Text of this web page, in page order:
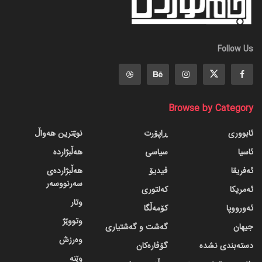
Follow Us
Browse by Category
ئابووری
ئاسیا
ئەفریقا
ئەمریکا
ئەورووپا
جیهان
دسته‌بندی نشده
ڕاپۆرت
سیاسی
ڤیدیۆ
کەلتوری
کۆمەڵگا
گه‌شت و گه‌شتیاری
گۆڤاره‌کان
نوێترین هەواڵ
هەڵبژاردە
هەڵبژاردەی
سەرنووسەر
وتار
وتووێژ
وەرزش
وێنە